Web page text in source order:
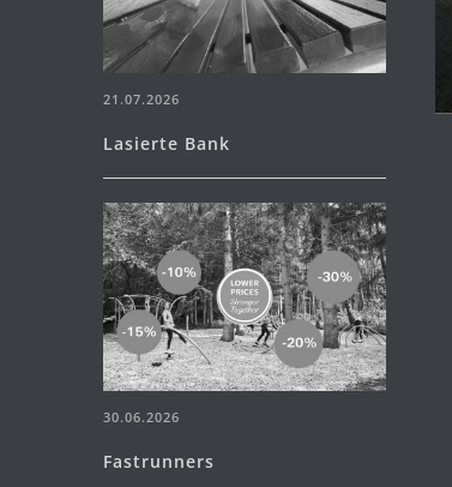
21.07.2026
Lasierte Bank
30.06.2026
Fastrunners